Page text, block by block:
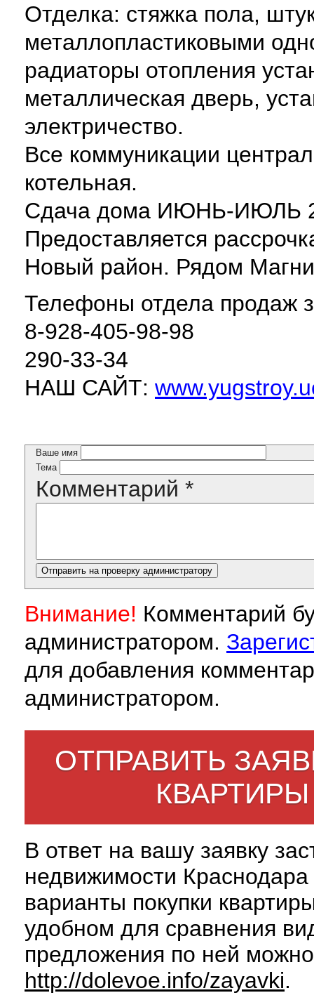
Отделка: стяжка пола,
металлопластиковыми
радиаторы отопления
металлическая дверь,
электричество.
Все коммуникации
котельная.
Сдача дома ИЮНЬ-ИЮЛЬ
Предоставляется
Новый район. Рядом
Телефоны отдела продаж
8-928-405-98-98
290-33-34
НАШ САЙТ:
Ваше имя
Тема
Комментарий *
Внимание! Комментарий
администратором.
для добавления
администратором.
ОТПРАВИТЬ
В ответ на вашу заявку
недвижимости
варианты покупки
удобном для сравнения
предложения по ней
http://dolevoe.info/zayavki.